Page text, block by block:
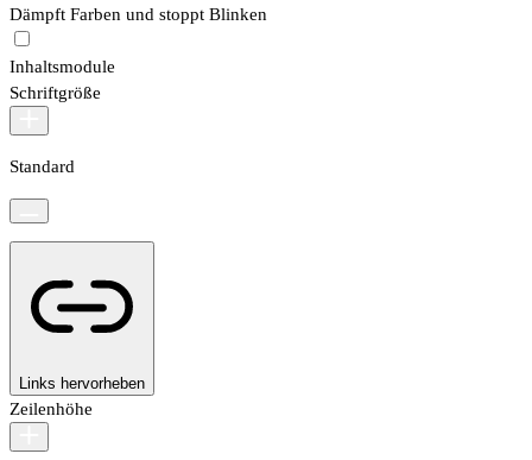
Dämpft Farben und stoppt Blinken
Inhaltsmodule
Schriftgröße
Standard
Links hervorheben
Zeilenhöhe